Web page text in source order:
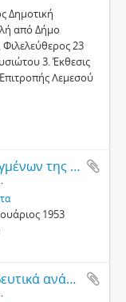
Δημοτική
από Δήμο
23
3. Έκθεσις
Λεμεσού
Έκθεσις επί των πεπραγμένων της Δημοτικής Επιτροπής Λεμεσού
1953
Δωρεά βιβλίου "Εκπαιδευτικά ανάλεκτα"